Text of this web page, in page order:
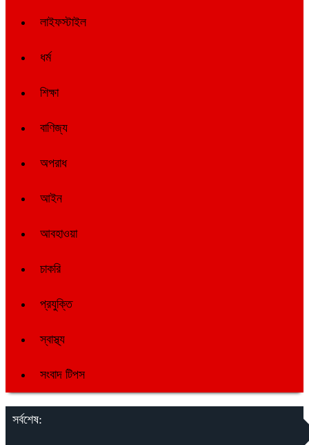
লাইফস্টাইল
ধর্ম
শিক্ষা
বাণিজ্য
অপরাধ
আইন
আবহাওয়া
চাকরি
প্রযুক্তি
স্বাস্থ্য
সংবাদ টিপস
সর্বশেষ: